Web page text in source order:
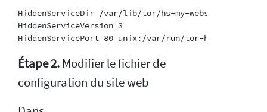
HiddenServiceDir /var/lib/tor/hs-my-website/
HiddenServiceVersion 3
Étape 2.Modifier le fichier de
configuration du site web